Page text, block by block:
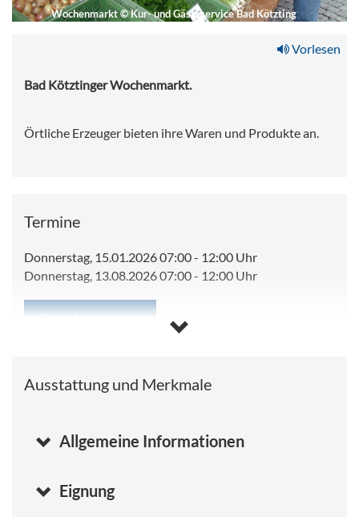
Wochenmarkt©Kur- und Gästeservice Bad Kötzting
Vorlesen
Bad Kötztinger Wochenmarkt.
Örtliche Erzeuger bieten ihre Waren und Produkte an.
Termine
Donnerstag, 15.01.2026 07:00- 12:00 Uhr
Donnerstag, 13.08.2026 07:00- 12:00 Uhr
Kalender anzeigen
Ausstattung und Merkmale
Allgemeine Informationen
Eignung